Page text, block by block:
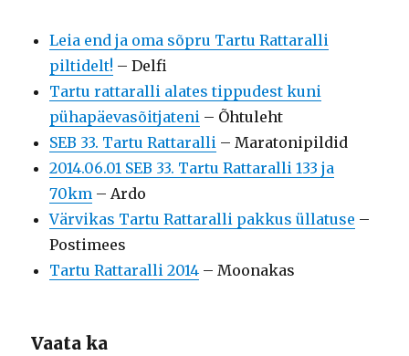
Leia end ja oma sõpru Tartu Rattaralli
piltidelt! – Delfi
Tartu rattaralli alates tippudest kuni
pühapäevasõitjateni – Õhtuleht
SEB 33. Tartu Rattaralli – Maratonipildid
2014.06.01 SEB 33. Tartu Rattaralli 133 ja
70km – Ardo
Värvikas Tartu Rattaralli pakkus üllatuse –
Postimees
Tartu Rattaralli 2014 – Moonakas
Vaata ka